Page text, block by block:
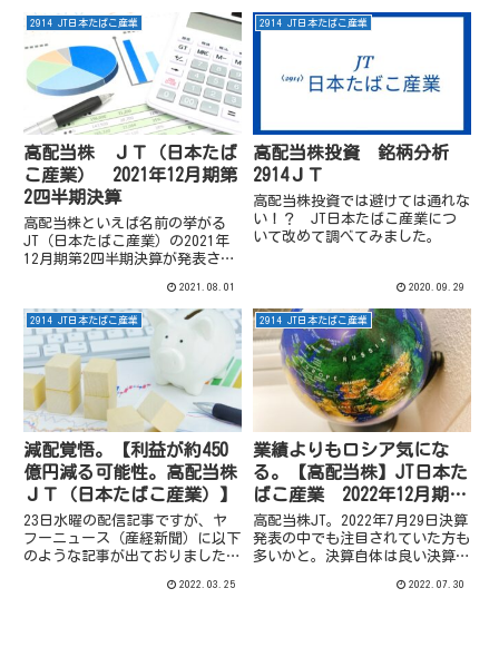
2914 JT日本たばこ産業
高配当株 ＪＴ（日本たば
こ産業） 2021年12月期第
2四半期決算
高配当株といえば名前の挙がる
JT（日本たばこ産業）の2021年
12月期第2四半期決算が発表され
推奨するものではありません。投
資の判断は自己責任でお願いしま
す。また記載内容や数値は記事投
稿時点でのものです。高配当...
2021.08.01
2914 JT日本たばこ産業
高配当株投資 銘柄分析
2914ＪＴ
高配当株投資では避けては通れな
い！？ JT日本たばこ産業につ
いて改めて調べてみました。
2020.09.29
2914 JT日本たばこ産業
減配覚悟。【利益が約450
億円減る可能性。高配当株
ＪＴ（日本たばこ産業）】
23日水曜の配信記事ですが、ヤ
フーニュース（産経新聞）に以下
のような記事が出ておりました。
業環境厳しい」かえでさん。そり
2022.03.25
2914 JT日本たばこ産業
業績よりもロシア気にな
る。【高配当株】JT日本た
ばこ産業 2022年12月期第
2四半期決算
高配当株JT。2022年7月29日決算
発表の中でも注目されていた方も
多いかと。決算自体は良い決算で
2022.07.30